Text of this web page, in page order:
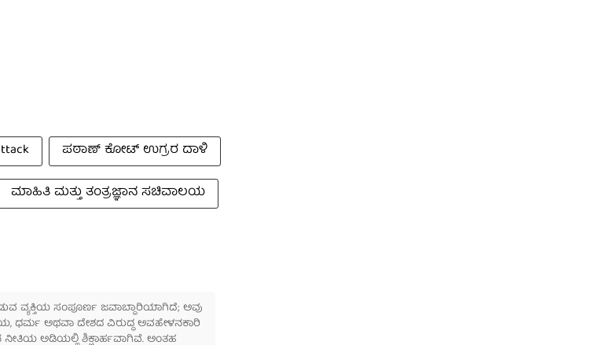
ಪಠಾಣ್ ಕೋಟ್ ಉಗ್ರರ ದಾಳಿ
ಮಾಹಿತಿ ಮತ್ತು ತಂತ್ರಜ್ಞಾನ ಸಚಿವಾಲಯ
ವ್ಯಕ್ತಿಯ ಸಂಪೂರ್ಣ ಜವಾಬ್ದಾರಿಯಾಗಿದೆ; ಅವು
ಧರ್ಮ ಅಥವಾ ದೇಶದ ವಿರುದ್ಧ ಅವಹೇಳನಕಾರಿ
ನೀತಿಯ ಅಡಿಯಲ್ಲಿ ಶಿಕ್ಷಾರ್ಹವಾಗಿವೆ. ಅಂತಹ